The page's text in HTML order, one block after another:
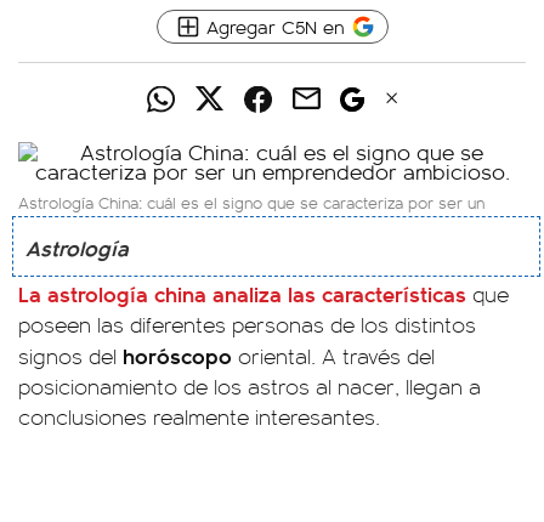
Agregar C5N en
Astrología China: cuál es el signo que se caracteriza por ser un
emprendedor ambicioso.
La astrología china analiza las características que
poseen las diferentes personas de los distintos
signos del horóscopo oriental. A través del
posicionamiento de los astros al nacer, llegan a
conclusiones realmente interesantes.
Astrología